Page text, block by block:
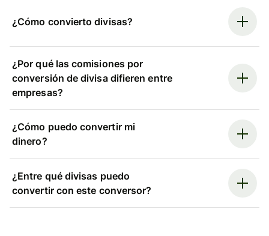
¿Cómo convierto divisas?
¿Por qué las comisiones por
conversión de divisa difieren entre
empresas?
¿Cómo puedo convertir mi
dinero?
¿Entre qué divisas puedo
convertir con este conversor?